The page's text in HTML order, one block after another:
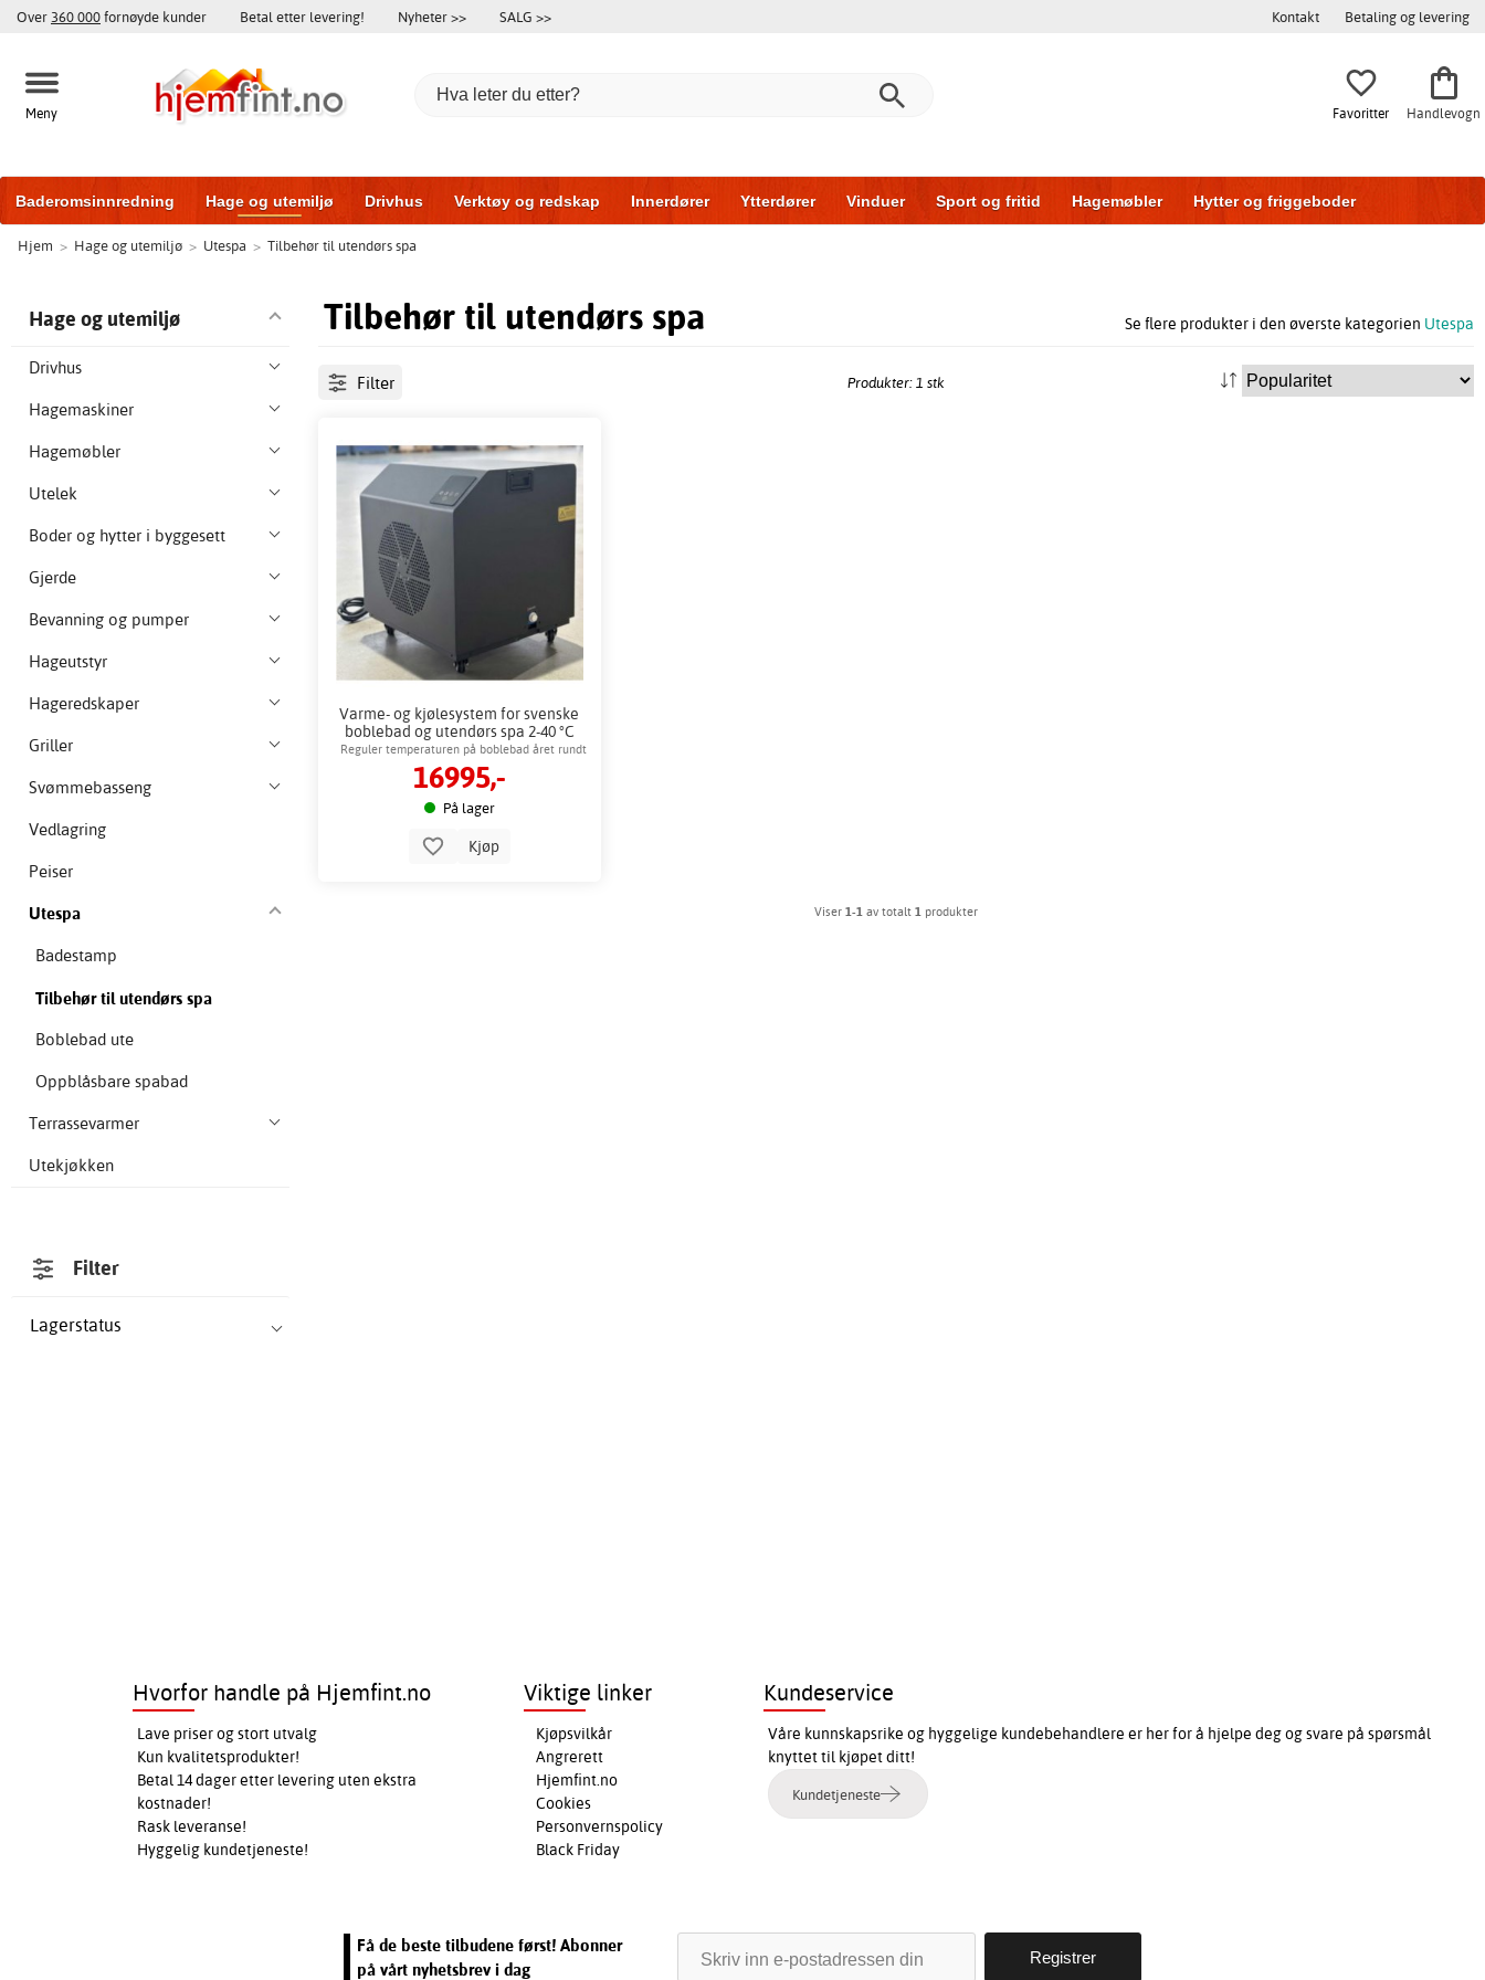
Over 360 000fornøyde kunder Betal etter levering! Nyheter >> SALG >> Kontakt Betaling og levering
Meny Favoritter Handlevogn
Baderomsinnredning Hage og utemiljø Drivhus Verktøy og redskap Innerdører Ytterdører Vinduer Sport og fritid Hagemøbler Hytter og friggeboder
Baderomsmøbler Hjem og innredning Treningsutstyr
Hjem > Hage og utemiljø > Utespa > Tilbehør til utendørs spa
Tilbehør til utendørs spa Se flere produkter i den øverste kategorien Utespa
Hage og utemiljø
Drivhus
Hagemaskiner
Hagemøbler
Utelek
Boder og hytter i byggesett
Gjerde
Bevanning og pumper
Hageutstyr
Hageredskaper
Griller
Svømmebasseng
Vedlagring
Peiser
Utespa
Badestamp
Tilbehør til utendørs spa
Boblebad ute
Oppblåsbare spabad
Terrassevarmer
Utekjøkken
Filter
Lagerstatus
Filter Produkter: 1 stk
Varme- og kjølesystem for svenske
boblebad og utendørs spa 2-40 °C
Reguler temperaturen på boblebad året rundt
16995,-
På lager
Kjøp
Viser1-1 av totalt1 produkter
Hvorfor handle på Hjemfint.no
Lave priser og stort utvalg
Kun kvalitetsprodukter!
Betal 14 dager etter levering uten ekstra
kostnader!
Rask leveranse!
Hyggelig kundetjeneste!
Viktige linker
Kjøpsvilkår
Angrerett
Hjemfint.no
Cookies
Personvernspolicy
Black Friday
Kundeservice
Våre kunnskapsrike og hyggelige kundebehandlere er her for å hjelpe deg og svare på spørsmål
knyttet til kjøpet ditt!
Kundetjeneste
Få de beste tilbudene først! Abonner
på vårt nyhetsbrev i dag